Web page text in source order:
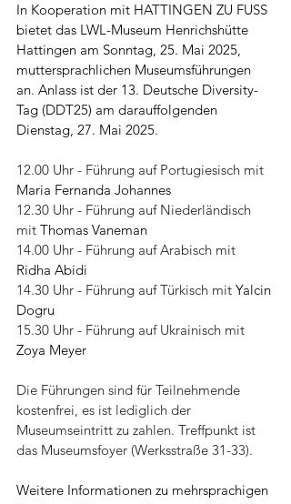
In Kooperation mit HATTINGEN ZU FUSS
bietet das LWL-Museum Henrichshütte
Hattingen am Sonntag, 25. Mai 2025,
muttersprachlichen Museumsführungen
an. Anlass ist der 13. Deutsche Diversity-
Tag (DDT25) am darauffolgenden
Dienstag, 27. Mai 2025.
12.00 Uhr - Führung auf Portugiesisch mit
Maria Fernanda Johannes
12.30 Uhr - Führung auf Niederländisch
mit Thomas Vaneman
14.00 Uhr - Führung auf Arabisch mit
Ridha Abidi
14.30 Uhr - Führung auf Türkisch mit Yalcin
Dogru
15.30 Uhr - Führung auf Ukrainisch mit
Zoya Meyer
Die Führungen sind für Teilnehmende
kostenfrei, es ist lediglich der
Museumseintritt zu zahlen. Treffpunkt ist
das Museumsfoyer (Werksstraße 31-33).
Weitere Informationen zu mehrsprachigen